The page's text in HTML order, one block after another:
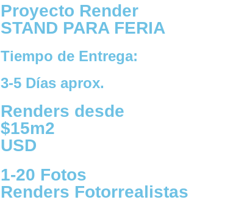
Proyecto Render
STAND PARA FERIA
Tiempo de Entrega:
3-5 Días aprox.
Renders desde
$15m2
USD
1-20 Fotos
Renders Fotorrealistas